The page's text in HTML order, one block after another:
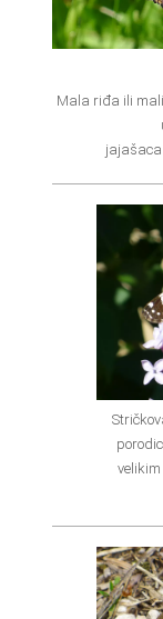
Mala riđa ili